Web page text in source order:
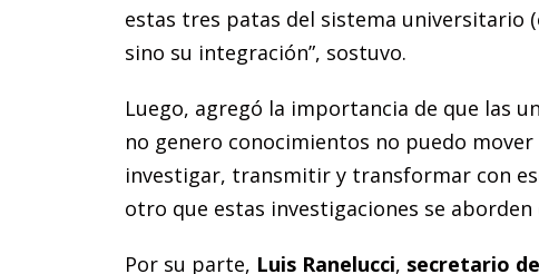
estas tres patas del sistema universitario
sino su integración”, sostuvo.
Luego, agregó la importancia de que las
no genero conocimientos no puedo
investigar, transmitir y transformar con
otro que estas investigaciones se
Por su parte, Luis Ranelucci, secretario